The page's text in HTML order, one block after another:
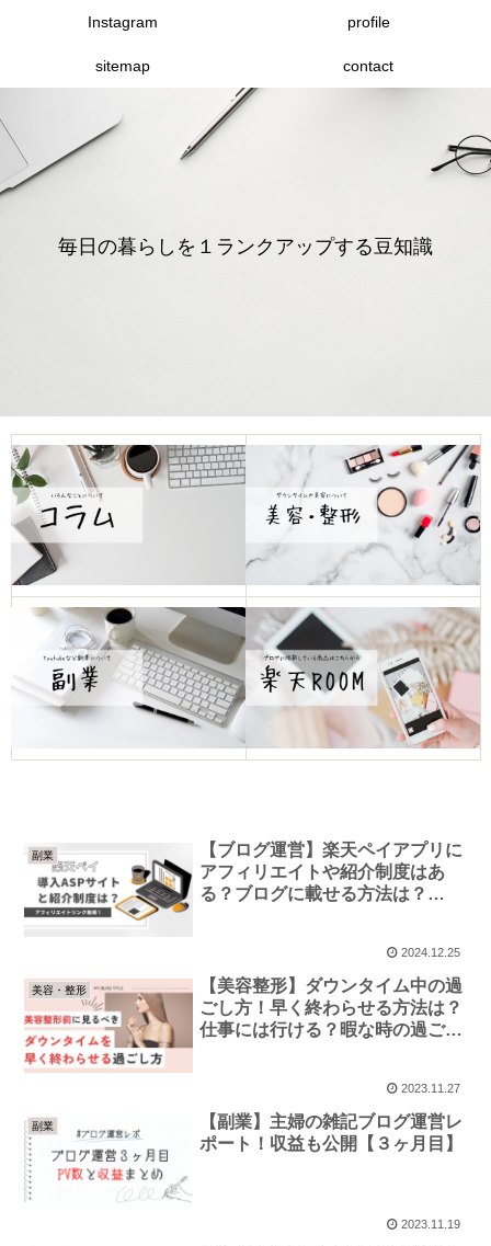
毎日の暮らしを１ランクアップする豆知識
Instagram profile
sitemap contact
副業
【ブログ運営】楽天ペイアプリに
アフィリエイトや紹介制度はあ
る？ブログに載せる方法は？
2024.12.25
美容・整形
【美容整形】ダウンタイム中の過
ごし方！早く終わらせる方法は？
仕事には行ける？暇な時の過ごし
2023.11.27
副業
【副業】主婦の雑記ブログ運営レ
ポート！収益も公開【３ヶ月目】
2023.11.19